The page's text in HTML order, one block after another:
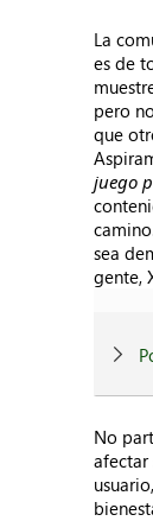
La
es de
pero
que
juego
sea
gente,
No